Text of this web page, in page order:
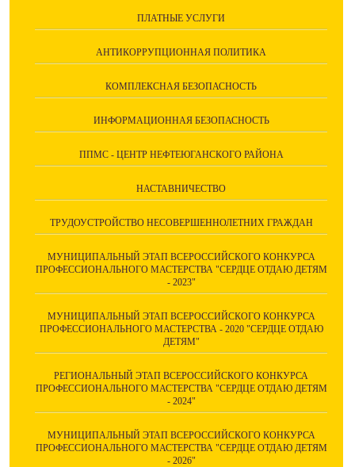
ПЛАТНЫЕ УСЛУГИ
АНТИКОРРУПЦИОННАЯ ПОЛИТИКА
КОМПЛЕКСНАЯ БЕЗОПАСНОСТЬ
ИНФОРМАЦИОННАЯ БЕЗОПАСНОСТЬ
ППМС - ЦЕНТР НЕФТЕЮГАНСКОГО РАЙОНА
НАСТАВНИЧЕСТВО
ТРУДОУСТРОЙСТВО НЕСОВЕРШЕННОЛЕТНИХ ГРАЖДАН
МУНИЦИПАЛЬНЫЙ ЭТАП ВСЕРОССИЙСКОГО КОНКУРСА
ПРОФЕССИОНАЛЬНОГО МАСТЕРСТВА "СЕРДЦЕ ОТДАЮ ДЕТЯМ
- 2023"
МУНИЦИПАЛЬНЫЙ ЭТАП ВСЕРОССИЙСКОГО КОНКУРСА
ПРОФЕССИОНАЛЬНОГО МАСТЕРСТВА - 2020 "СЕРДЦЕ ОТДАЮ
ДЕТЯМ"
РЕГИОНАЛЬНЫЙ ЭТАП ВСЕРОССИЙСКОГО КОНКУРСА
ПРОФЕССИОНАЛЬНОГО МАСТЕРСТВА "СЕРДЦЕ ОТДАЮ ДЕТЯМ
- 2024"
МУНИЦИПАЛЬНЫЙ ЭТАП ВСЕРОССИЙСКОГО КОНКУРСА
ПРОФЕССИОНАЛЬНОГО МАСТЕРСТВА "СЕРДЦЕ ОТДАЮ ДЕТЯМ
- 2026"